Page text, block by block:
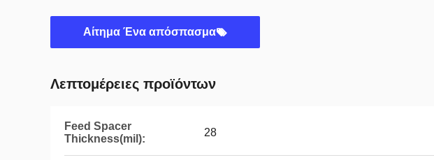
Αίτημα Ένα απόσπασμα
Λεπτομέρειες προϊόντων
Feed Spacer
Thickness(mil):
28